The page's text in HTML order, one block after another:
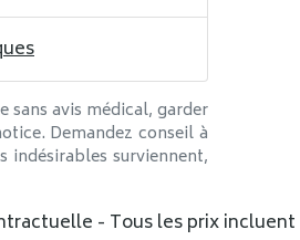
sans avis médical, garder
Demandez conseil à
indésirables surviennent,
- Tous les prix